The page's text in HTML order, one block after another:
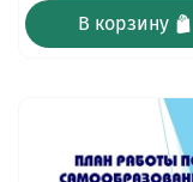
В корзину